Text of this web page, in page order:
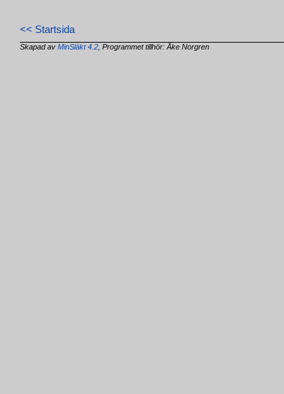
<< Startsida
Skapad avMinSläkt 4.2 , Programmet tillhör: Åke Norgren